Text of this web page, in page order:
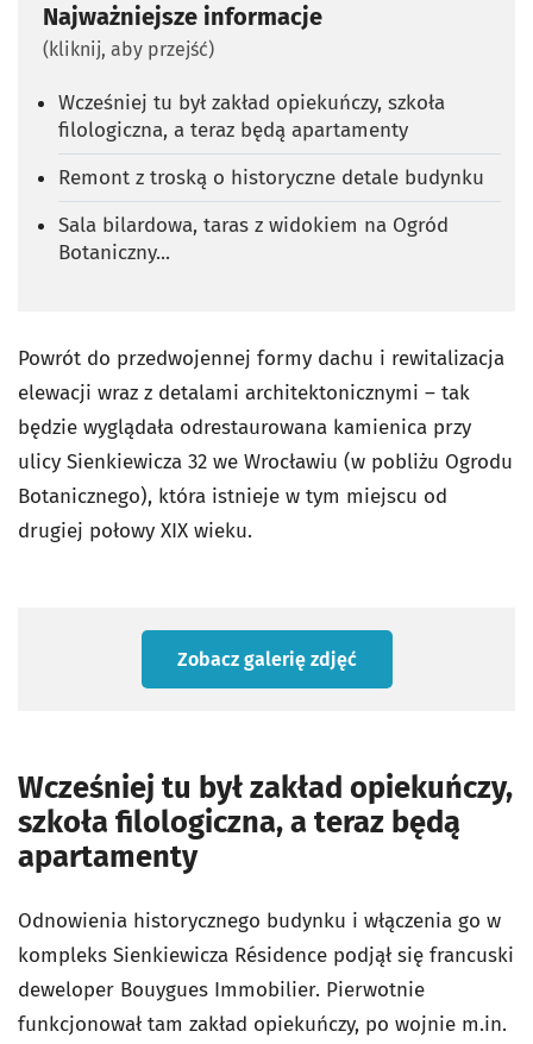
Najważniejsze informacje
(kliknij, aby przejść)
Wcześniej tu był zakład opiekuńczy, szkoła
filologiczna, a teraz będą apartamenty
Remont z troską o historyczne detale budynku
Sala bilardowa, taras z widokiem na Ogród
Botaniczny...
Powrót do przedwojennej formy dachu i rewitalizacja
elewacji wraz z detalami architektonicznymi – tak
będzie wyglądała odrestaurowana kamienica przy
ulicy Sienkiewicza 32 we Wrocławiu (w pobliżu Ogrodu
Botanicznego), która istnieje w tym miejscu od
drugiej połowy XIX wieku.
Zobacz galerię zdjęć
Wcześniej tu był zakład opiekuńczy,
szkoła filologiczna, a teraz będą
apartamenty
Odnowienia historycznego budynku i włączenia go w
kompleks Sienkiewicza Résidence podjął się francuski
deweloper Bouygues Immobilier. Pierwotnie
funkcjonował tam zakład opiekuńczy, po wojnie m.in.